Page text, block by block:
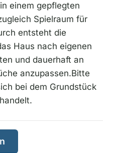
einem gepflegten
Spielraum für
entsteht die
Haus nach eigenen
und dauerhaft an
anzupassen.Bitte
bei dem Grundstück